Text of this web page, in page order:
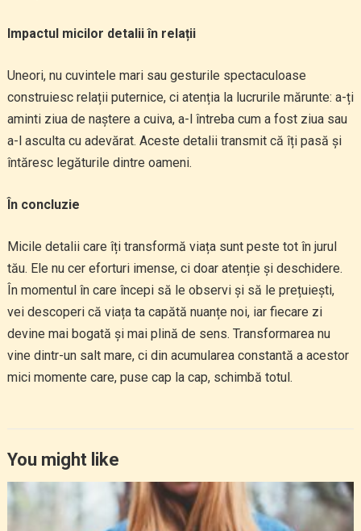
Impactul micilor detalii în relații
Uneori, nu cuvintele mari sau gesturile spectaculoase
construiesc relații puternice, ci atenția la lucrurile mărunte: a-ți
aminti ziua de naștere a cuiva, a-l întreba cum a fost ziua sau
a-l asculta cu adevărat. Aceste detalii transmit că îți pasă și
întăresc legăturile dintre oameni.
În concluzie
Micile detalii care îți transformă viața sunt peste tot în jurul
tău. Ele nu cer eforturi imense, ci doar atenție și deschidere.
În momentul în care începi să le observi și să le prețuiești,
vei descoperi că viața ta capătă nuanțe noi, iar fiecare zi
devine mai bogată și mai plină de sens. Transformarea nu
vine dintr-un salt mare, ci din acumularea constantă a acestor
mici momente care, puse cap la cap, schimbă totul.
You might like